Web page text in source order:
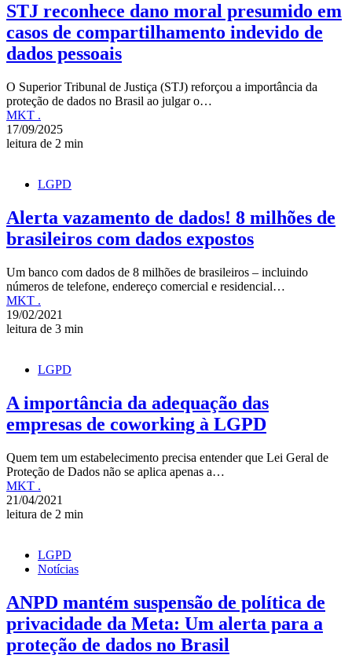
STJ reconhece dano moral presumido em
casos de compartilhamento indevido de
dados pessoais
O Superior Tribunal de Justiça (STJ) reforçou a importância da
proteção de dados no Brasil ao julgar o…
MKT .
17/09/2025
leitura de 2 min
LGPD
Alerta vazamento de dados! 8 milhões de
brasileiros com dados expostos
Um banco com dados de 8 milhões de brasileiros – incluindo
números de telefone, endereço comercial e residencial…
MKT .
19/02/2021
leitura de 3 min
LGPD
A importância da adequação das
empresas de coworking à LGPD
Quem tem um estabelecimento precisa entender que Lei Geral de
Proteção de Dados não se aplica apenas a…
MKT .
21/04/2021
leitura de 2 min
LGPD
Notícias
ANPD mantém suspensão de política de
privacidade da Meta: Um alerta para a
proteção de dados no Brasil